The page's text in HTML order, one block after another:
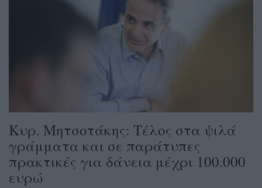
Κυρ. Μητσοτάκης: Τέλος στα ψιλά
γράμματα και σε παράτυπες
πρακτικές για δάνεια μέχρι 100.000
ευρώ